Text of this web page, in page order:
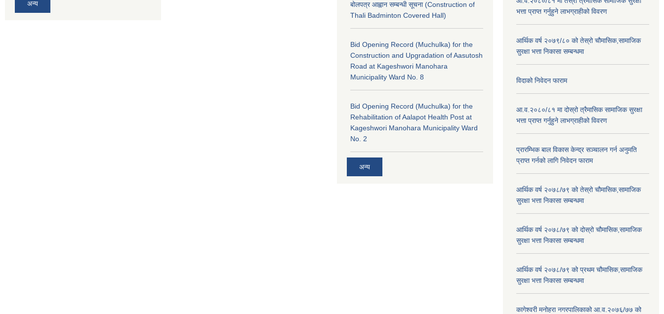
अन्य
बोलपत्र आह्वान सम्बन्धी सूचना (Construction of
Thali Badminton Covered Hall)
Bid Opening Record (Muchulka) for the
Construction and Upgradation of Aasutosh
Road at Kageshwori Manohara
Municipality Ward No. 8
Bid Opening Record (Muchulka) for the
Rehabilitation of Aalapot Health Post at
Kageshwori Manohara Municipality Ward
No. 2
अन्य
भत्ता प्राप्त गर्नुहुने लाभग्राहीको विवरण
आर्थिक वर्ष २०७९/८० को तेस्रो चौमासिक,सामाजिक
सुरक्षा भत्ता निकासा सम्बन्धमा
विदाको निवेदन फाराम
आ.व.२०८०/८१ मा दोस्रो त्रैमासिक सामाजिक सुरक्षा
भत्ता प्राप्त गर्नुहुने लाभग्राहीको विवरण
प्रारम्भिक बाल विकास केन्द्र सञ्चालन गर्न अनुमति
प्राप्त गर्नको लागि निवेदन फाराम
आर्थिक वर्ष २०७८/७९ को तेस्रो चौमासिक,सामाजिक
सुरक्षा भत्ता निकासा सम्बन्धमा
आर्थिक वर्ष २०७८/७९ को दोस्रो चौमासिक,सामाजिक
सुरक्षा भत्ता निकासा सम्बन्धमा
आर्थिक वर्ष २०७८/७९ को प्रथम चौमासिक,सामाजिक
सुरक्षा भत्ता निकासा सम्बन्धमा
कागेश्वरी मनोहरा नगरपालिकाको आ.व.२०७६/७७ को